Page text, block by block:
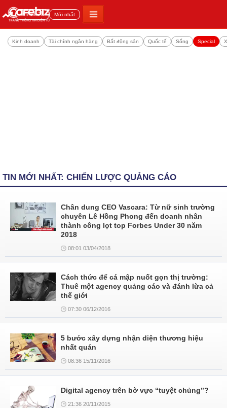
Đọc nhiều Mới nhất
Kinh doanh Tài chính ngân hàng Bất động sản Quốc tế Sống Special
TIN MỚI NHẤT: CHIẾN LƯỢC QUẢNG CÁO
Chân dung CEO Vascara: Từ nữ sinh trường
chuyên Lê Hồng Phong đến doanh nhân
thành công lọt top Forbes Under 30 năm
2018
08:01 03/04/2018
Cách thức để cá mập nuốt gọn thị trường:
Thuê một agency quảng cáo và đánh lừa cả
thế giới
07:30 06/12/2016
5 bước xây dựng nhận diện thương hiệu
nhất quán
08:36 15/11/2016
Digital agency trên bờ vực “tuyệt chủng”?
21:36 20/11/2015